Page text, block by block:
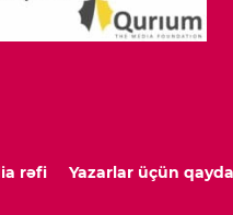
rəfi Yazarlar üçün